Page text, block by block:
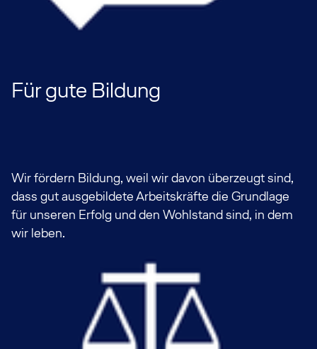
Für gute Bildung
Wir fördern Bildung, weil wir davon überzeugt sind,
dass gut ausgebildete Arbeitskräfte die Grundlage
für unseren Erfolg und den Wohlstand sind, in dem
wir leben.